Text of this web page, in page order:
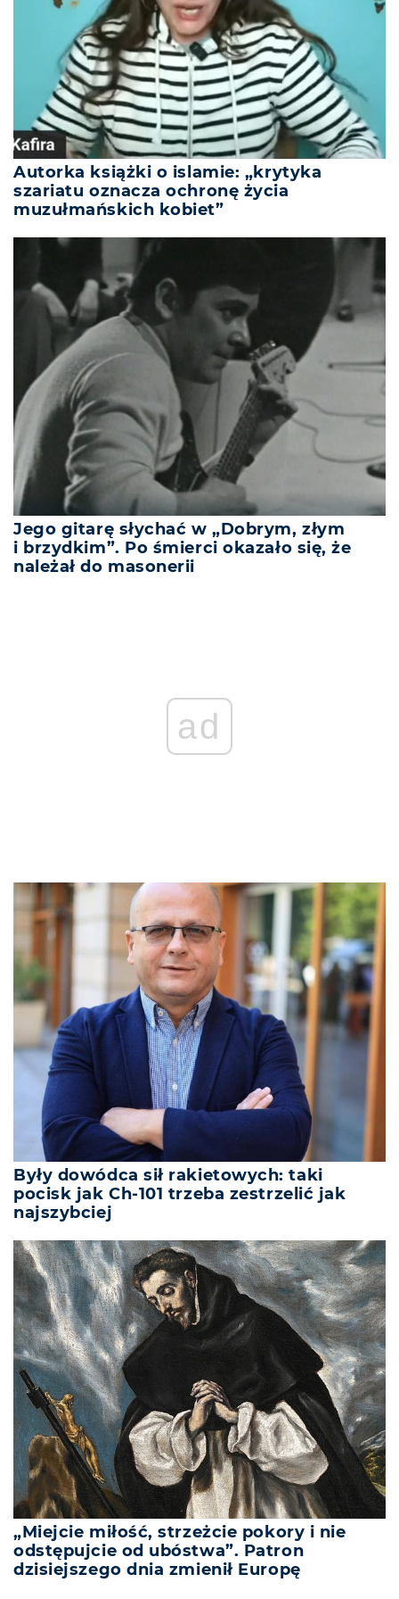
Autorka książki o islamie: „krytyka
szariatu oznacza ochronę życia
muzułmańskich kobiet”
Jego gitarę słychać w „Dobrym, złym
i brzydkim”. Po śmierci okazało się, że
należał do masonerii
ad
Były dowódca sił rakietowych: taki
pocisk jak Ch-101 trzeba zestrzelić jak
najszybciej
„Miejcie miłość, strzeżcie pokory i nie
odstępujcie od ubóstwa”. Patron
dzisiejszego dnia zmienił Europę